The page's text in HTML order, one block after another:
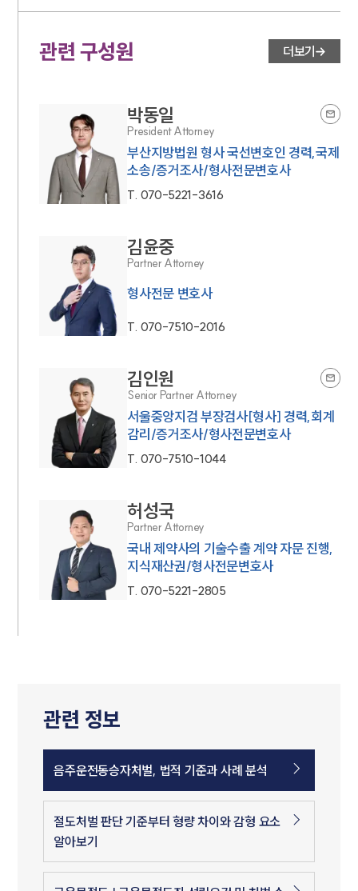
대륜법률상담예약
관련 구성원 더보기
박동일
President Attorney
부산지방법원 형사 국선변호인 경력,국제
소송/증거조사/형사전문변호사
T. 070-5221-3616
김윤중
Partner Attorney
형사전문 변호사
T. 070-7510-2016
김인원
Senior Partner Attorney
서울중앙지검 부장검사[형사] 경력,회계
감리/증거조사/형사전문변호사
T. 070-7510-1044
허성국
Partner Attorney
국내 제약사의 기술수출 계약 자문 진행,
지식재산권/형사전문변호사
T. 070-5221-2805
관련 정보
음주운전동승자처벌, 법적 기준과 사례 분석
절도처벌 판단 기준부터 형량 차이와 감형 요소
알아보기